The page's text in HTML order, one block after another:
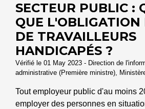
SECTEUR PUBLIC :
QUE L'OBLIGATION
DE TRAVAILLEURS
HANDICAPÉS ?
Vérifié le 01 May 2023 - Direction de
administrative (Première ministre),
Tout employeur public d'au moins
employer des personnes en